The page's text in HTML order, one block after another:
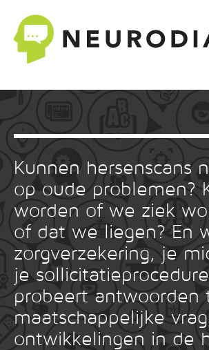
Kunnen hersenscans
op oude problemen?
worden of we ziek
of dat we liegen? En
zorgverzekering, je
je
probeert antwoorden
maatschappelijke
ontwikkelingen in de